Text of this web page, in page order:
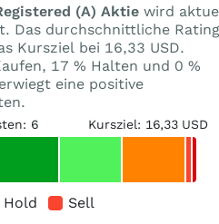
(A) Aktie wird
Das durchschnittliche Rating
Kursziel bei 16,33 USD.
17 % Halten und 0 %
eine positive
6 Kursziel: 16,33 USD
Hold
Sell